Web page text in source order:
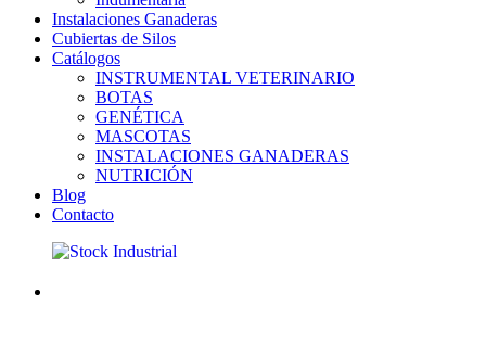
Instalaciones Ganaderas
Cubiertas de Silos
Catálogos
INSTRUMENTAL VETERINARIO
BOTAS
GENÉTICA
MASCOTAS
INSTALACIONES GANADERAS
NUTRICIÓN
Blog
Contacto